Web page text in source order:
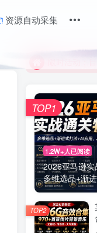
资源自动采集限时活动；
有问题联系
限时活动；
1.2W+人已阅读
2026亚马逊
多维选品+渐
TOP1
TOP2